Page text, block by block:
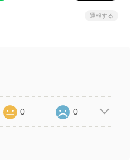
通報する
0 0